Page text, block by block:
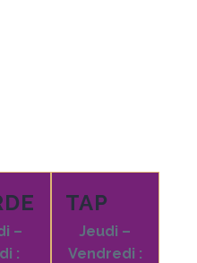
–
:
TAP
Jeudi –
Vendredi :